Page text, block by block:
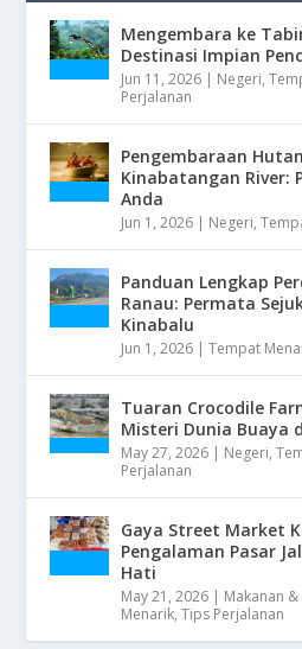
Mengembara ke
Destinasi Impian
Jun 11, 2026 | Negeri,
Perjalanan
Pengembaraan
Kinabatangan River:
Anda
Jun 1, 2026 | Negeri,
Panduan Lengkap
Ranau: Permata
Kinabalu
Jun 1, 2026 |Tempat
Tuaran Crocodile
Misteri Dunia Buaya
May 27, 2026 | Negeri,
Perjalanan
Gaya Street Market
Pengalaman Pasar
Hati
May 21, 2026 | Makanan
Menarik,Tips Perjalanan